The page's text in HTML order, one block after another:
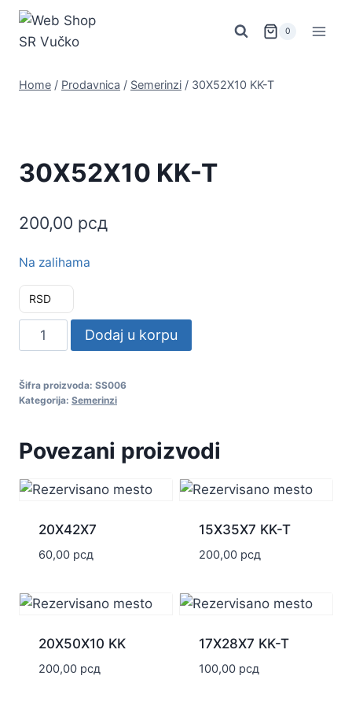
Skip
content
0
Home / Prodavnica / Semerinzi / 30X52X10 KK-T
30X52X10 KK-T
200,00 рсд
Na zalihama
RSD
30X52X10
KK-
količina
Dodaj u korpu
Šifra proizvoda: SS006
Kategorija: Semerinzi
Povezani proizvodi
20X42X7
60,00 рсд
15X35X7 KK-T
200,00 рсд
20X50X10 KK
200,00 рсд
17X28X7 KK-T
100,00 рсд